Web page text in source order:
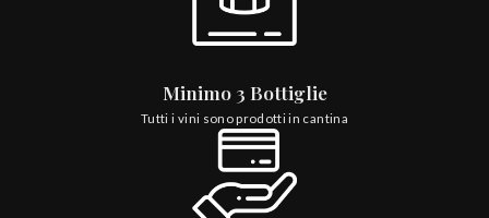
Minimo 3 Bottiglie
Tutti i vini sono prodotti in cantina